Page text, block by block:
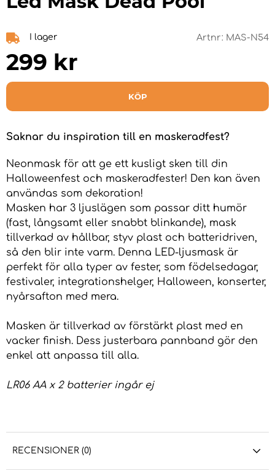
I lager Artnr: MAS-N54
299 kr
KÖP
Saknar du inspiration till en maskeradfest?
Neonmask för att ge ett kusligt sken till din
Halloweenfest och maskeradfester! Den kan även
användas som dekoration!
Masken har 3 ljuslägen som passar ditt humör
(fast, långsamt eller snabbt blinkande), mask
tillverkad av hållbar, styv plast och batteridriven,
så den blir inte varm. Denna LED-ljusmask är
perfekt för alla typer av fester, som födelsedagar,
festivaler, integrationshelger, Halloween, konserter,
nyårsafton med mera.
Masken är tillverkad av förstärkt plast med en
vacker finish. Dess justerbara pannband gör den
enkel att anpassa till alla.
LR06 AA x 2 batterier ingår ej
RECENSIONER (0)